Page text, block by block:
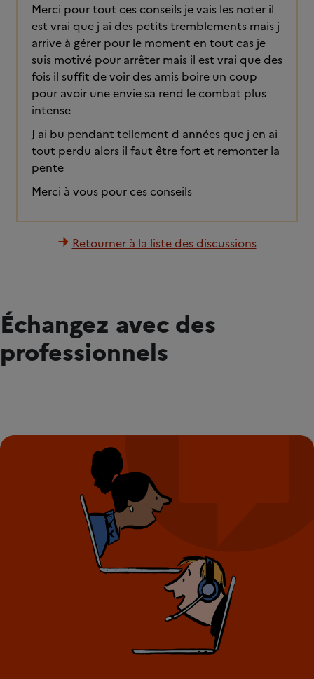
Merci pour tout ces conseils je vais les noter il
est vrai que j ai des petits tremblements mais j
arrive à gérer pour le moment en tout cas je
suis motivé pour arrêter mais il est vrai que des
fois il suffit de voir des amis boire un coup
pour avoir une envie sa rend le combat plus
intense
J ai bu pendant tellement d années que j en ai
tout perdu alors il faut être fort et remonter la
pente
Merci à vous pour ces conseils
Retourner à la liste des discussions
Échangez avec des
professionnels